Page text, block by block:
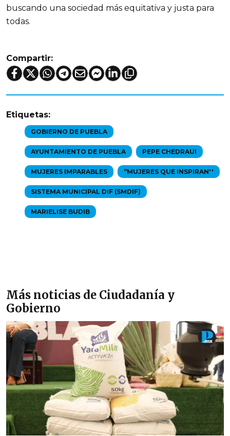
buscando una sociedad más equitativa y justa para
todas.
Compartir:
Etiquetas:
GOBIERNO DE PUEBLA
AYUNTAMIENTO DE PUEBLA PEPE CHEDRAUI
MUJERES IMPARABLES “MUJERES QUE INSPIRAN''
SISTEMA MUNICIPAL DIF (SMDIF)
MARIELISE BUDIB
Más noticias de Ciudadanía y
Gobierno